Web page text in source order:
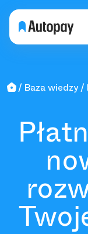
Baza wiedzy